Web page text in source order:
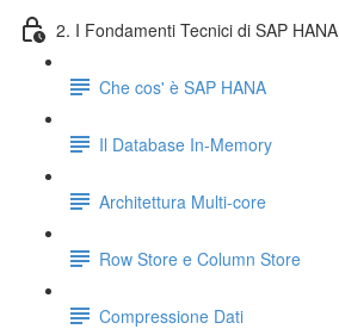
2. I Fondamenti Tecnici di SAP HANA
Che cos' è SAP HANA
Il Database In-Memory
Architettura Multi-core
Row Store e Column Store
Compressione Dati